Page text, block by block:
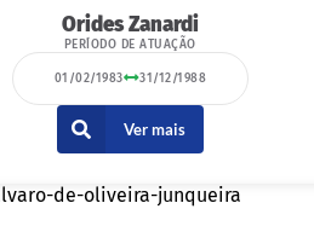
Orides Zanardi
PERÍODO DE ATUAÇÃO
01/02/1983 31/12/1988
Ver mais